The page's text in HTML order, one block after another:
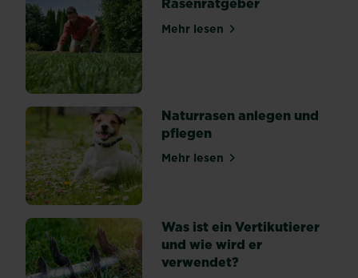
Ursprungs,
welches
zum
Beispiel
in
vulkanischem
Gestein
zu
finden
ist.
Durch
seine
Schwamm-
ähnliche...
Mehr lesenüber Rasenratgeber
Naturrasen anlegen und
pflegen
Mehr lesenüber Naturrasen anlegen
Was ist ein Vertikutierer
und wie wird er
verwendet?